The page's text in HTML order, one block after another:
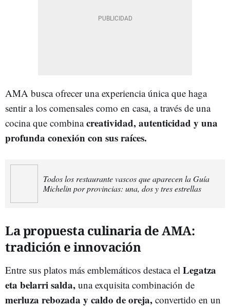
AMA busca ofrecer una experiencia única que haga
sentir a los comensales como en casa, a través de una
cocina que combinacreatividad, autenticidad y una
profunda conexión con sus raíces.
Todos los restaurante vascos que aparecen la Guía
Michelin por provincias: una, dos y tres estrellas
La propuesta culinaria de AMA:
tradición e innovación
Entre sus platos más emblemáticos destaca el Legatza
eta belarri salda, una exquisita combinación de
merluza rebozada y caldo de oreja, convertido en un